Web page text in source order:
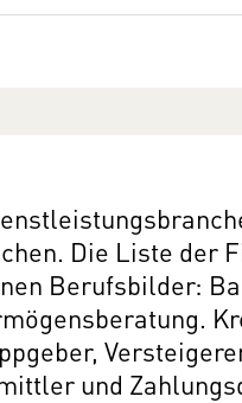
Die Liste der
Berufsbilder:
und